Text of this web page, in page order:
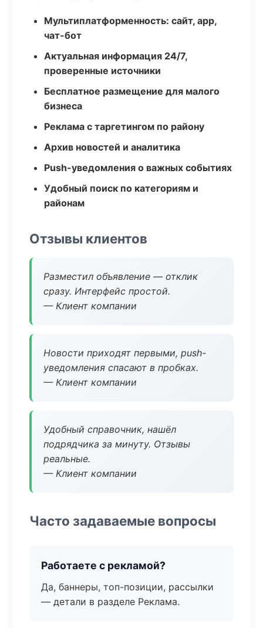
Мультиплатформенность: сайт, app,
чат-бот
Актуальная информация 24/7,
проверенные источники
Бесплатное размещение для малого
бизнеса
Реклама с таргетингом по району
Архив новостей и аналитика
Push-уведомления о важных событиях
Удобный поиск по категориям и
районам
Отзывы клиентов
Разместил объявление — отклик
сразу. Интерфейс простой.
— Клиент компании
Новости приходят первыми, push-
уведомления спасают в пробках.
— Клиент компании
Удобный справочник, нашёл
подрядчика за минуту. Отзывы
реальные.
— Клиент компании
Часто задаваемые вопросы
Работаете с рекламой?
Да, баннеры, топ-позиции, рассылки
— детали в разделе Реклама.